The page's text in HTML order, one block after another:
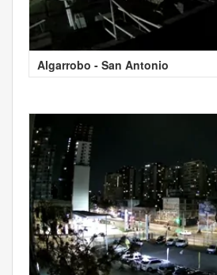
Algarrobo - San Antonio